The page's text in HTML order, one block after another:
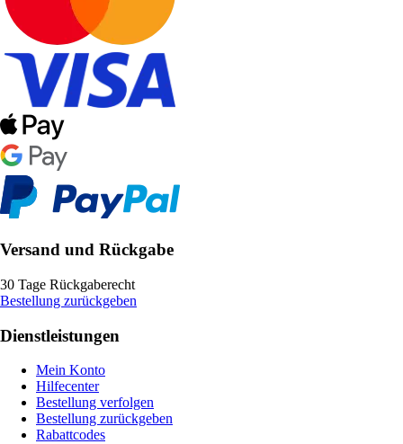
Versand und Rückgabe
30 Tage Rückgaberecht
Bestellung zurückgeben
Dienstleistungen
Mein Konto
Hilfecenter
Bestellung verfolgen
Bestellung zurückgeben
Rabattcodes